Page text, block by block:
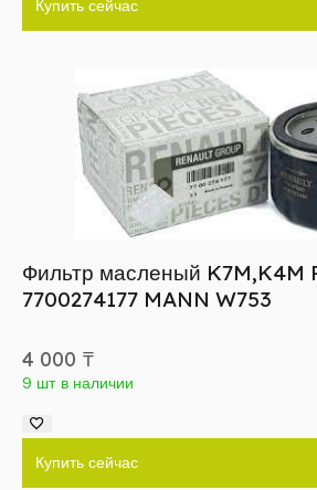
Купить сейчас
Фильтр масленый K7M,K4M
7700274177 MANN W753
4 000 ₸
9 шт в наличии
Купить сейчас